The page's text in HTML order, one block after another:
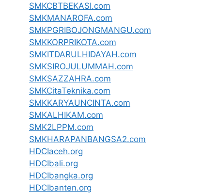
SMKCBTBEKASI.com
SMKMANAROFA.com
SMKPGRIBOJONGMANGU.com
SMKKORPRIKOTA.com
SMKITDARULHIDAYAH.com
SMKSIROJULUMMAH.com
SMKSAZZAHRA.com
SMKCitaTeknika.com
SMKKARYAUNCINTA.com
SMKALHIKAM.com
SMK2LPPM.com
SMKHARAPANBANGSA2.com
HDCIaceh.org
HDCIbali.org
HDCIbangka.org
HDCIbanten.org